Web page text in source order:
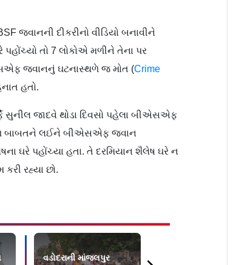
જવાનની દીકરીનો વીડિયો બનાવીને
તો 7 લોકોએ મળીને તેના પર
જવાનનું ઘટનાસ્થળે જ મોત (Crime
હતો.
સુનીલ જાદવે થોડા દિવસો પહેલા બીએસએફ
આ બાબતને લઈને બીએસએફ જવાન
ઘરે પહોંચ્યા હતા. તે દરમિયાન શૈલેષ ઘરે ન
રહ્યા છો.
વડોદરાની માંજલપુર